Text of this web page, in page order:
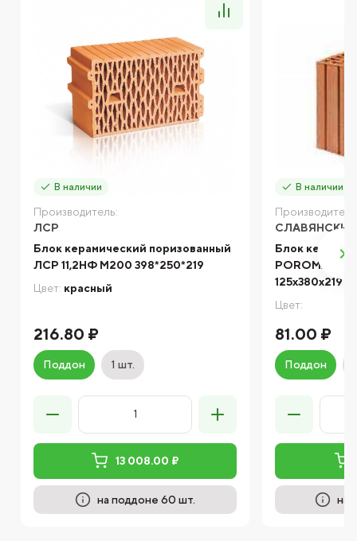
В наличии
Производитель:
ЛСР
Блок керамический поризованный
ЛСР 11,2НФ М200 398*250*219
Цвет: красный
216.80 ₽
Поддон 1 шт.
13 008.00 ₽
на поддоне 60 шт.
В наличии
Блок
POROMAX
125х380х219
Цвет:
81.00 ₽
Поддон
на